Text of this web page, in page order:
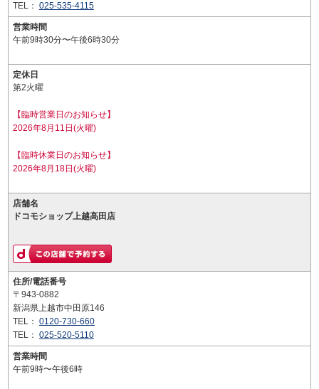
TEL： 025-535-4115
営業時間
午前9時30分〜午後6時30分
定休日
第2火曜
【臨時営業日のお知らせ】
2026年8月11日(火曜)
【臨時休業日のお知らせ】
2026年8月18日(火曜)
店舗名
ドコモショップ上越高田店
住所/電話番号
〒943-0882
新潟県上越市中田原146
TEL： 0120-730-660
TEL： 025-520-5110
営業時間
午前9時〜午後6時